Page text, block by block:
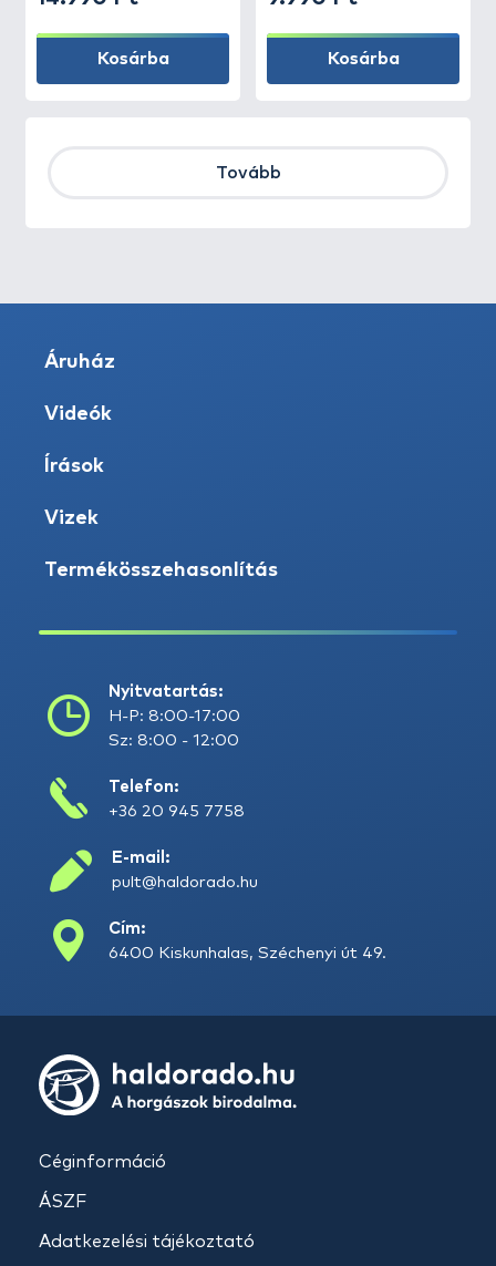
Kosárba Kosárba
Tovább
Áruház
Videók
Írások
Vizek
Termékösszehasonlítás
Nyitvatartás:
H-P: 8:00-17:00
Sz: 8:00 - 12:00
Telefon:
+36 20 945 7758
E-mail:
pult@haldorado.hu
Cím:
6400 Kiskunhalas, Széchenyi út 49.
Céginformáció
ÁSZF
Adatkezelési tájékoztató